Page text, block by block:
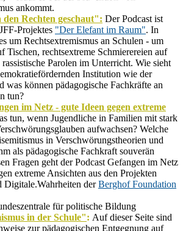
ankommt.
den Rechten geschaut": Der Podcast ist
Projektes "Der Elefant im Raum". In
um Rechtsextremismus an Schulen - um
Tischen, rechtsextreme Schmierereien auf
Parolen im Unterricht. Wie sieht
Institution wie der
was können pädagogische Fachkräfte an
tun?
im Netz - gute Ideen gegen extreme
tun, wenn Jugendliche in Familien mit stark
aufwachsen? Welche
in Verschwörungstheorien und
als pädagogische Fachkraft souverän
Fragen geht der Podcast Gefangen im Netz
extreme Ansichten aus den Projekten
Digitale.Wahrheiten derBerghof Foundation
für politische Bildung
in der Schule": Auf dieser Seite sind
zur pädagogischen Entgegnung auf